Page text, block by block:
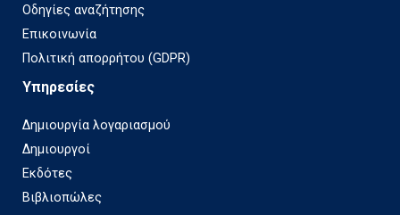
Οδηγίες αναζήτησης
Επικοινωνία
Πολιτική απορρήτου (GDPR)
Υπηρεσίες
Δημιουργία λογαριασμού
Δημιουργοί
Εκδότες
Βιβλιοπώλες